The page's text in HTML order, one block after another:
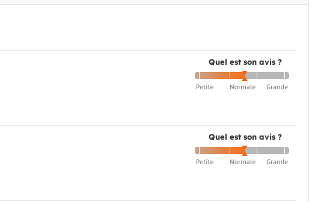
Quel est son avis ?
Quel est son avis ?